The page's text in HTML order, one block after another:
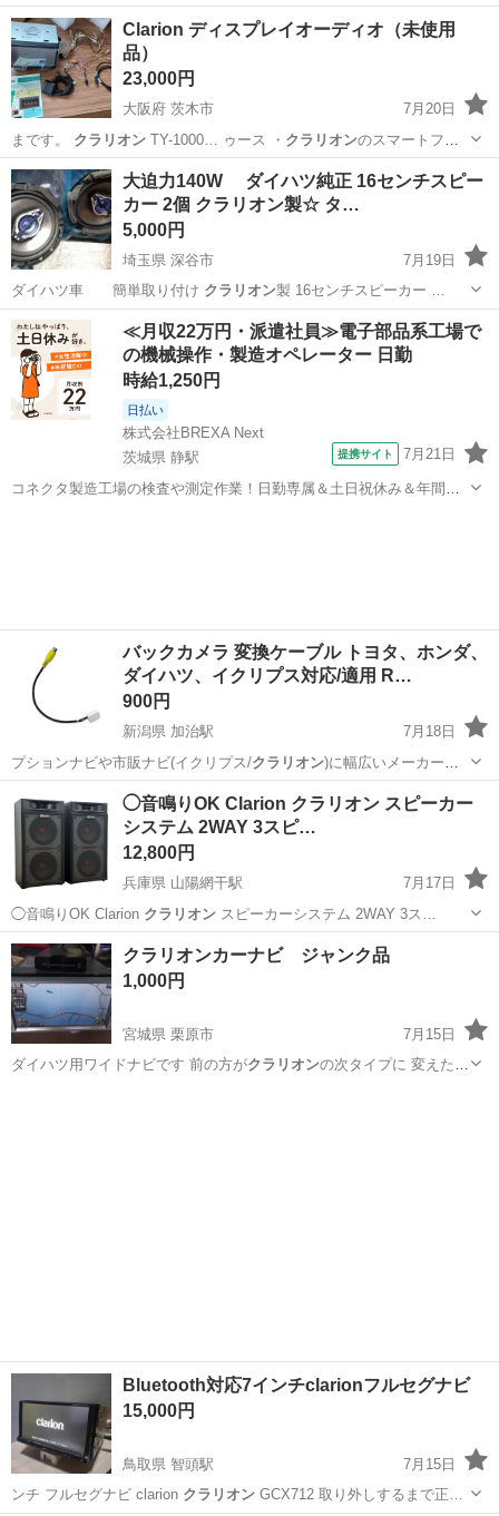
現状渡し、ノークレームでお願いします。 状態等は画像にて確認をお
願い致します。
宮城 遠田郡 カーナビ、テレビ クラリオン
Clarion ディスプレイオーディオ（未使用
品）
23,000円
大阪府 茨木市
7月20日
まです。 クラリオン TY-1000… ゥース ・ クラリオンのスマートフォ
ン…
大阪 茨木市 カーナビ、テレビ
大迫力140W ダイハツ純正 16センチスピー
カー 2個 クラリオン製☆ タ…
5,000円
埼玉県 深谷市
7月19日
ダイハツ車 簡単取り付け クラリオン 製 16センチスピーカー …
埼玉 深谷市 カーオーディオ 取り付け
≪月収22万円・派遣社員≫電子部品系工場で
の機械操作・製造オペレーター 日勤
時給1,250円
日払い
株式会社BREXA Next
茨城県 静駅
提携サイト 7月21日
コネクタ製造工場の検査や測定作業！日勤専属＆土日祝休み＆年間休
バックカメラ 変換ケーブル トヨタ、ホンダ、
ダイハツ、イクリプス対応/適用 R…
900円
新潟県 加治駅
7月18日
プションナビや市販ナビ(イクリプス/クラリオン)に幅広いメーカーの
リア(バック)カ…
新発田市 加治駅 内装、インテリア
◯音鳴りOK Clarion クラリオン スピーカー
システム 2WAY 3スピ…
12,800円
兵庫県 山陽網干駅
7月17日
◯音鳴りOK Clarion クラリオンスピーカーシステム 2WAY 3ス…
兵庫 姫路市 山陽網干駅 オーディオ Clarion
クラリオンカーナビ ジャンク品
1,000円
宮城県 栗原市
7月15日
ダイハツ用ワイドナビです 前の方がクラリオンの次タイプに 変えたた
Bluetooth対応7インチclarionフルセグナビ
15,000円
鳥取県 智頭駅
7月15日
ンチ フルセグナビ clarion クラリオン GCX712 取り外しするまで正…